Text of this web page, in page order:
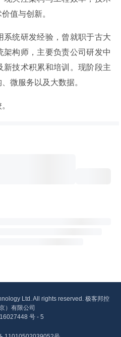
值与创新。
系统研发经验，曾就职于古大
构师，主要负责公司研发中
新技术积累和培训。现阶段主
微服务以及大数据。
Ltd. All rights reserved. 极客邦控
）有限公司
号 - 5